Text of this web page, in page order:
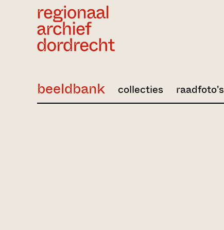
beeldbank collecties raadfoto's